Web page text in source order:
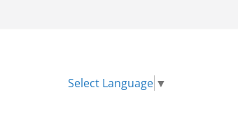
Select Language ▼